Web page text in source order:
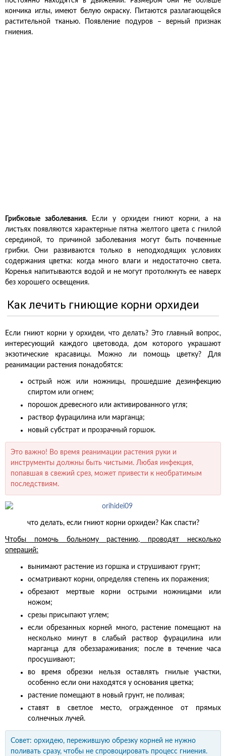
кончика иглы, имеют белую окраску. Питаются разлагающейся
растительной тканью. Появление подуров – верный признак
гниения.
Грибковые заболевания.
Если у орхидеи гниют корни, а на
листьях появляются характерные пятна желтого цвета с гнилой
серединой, то причиной заболевания могут быть почвенные
грибки. Они развиваются только в неподходящих условиях
содержания цветка: когда много влаги и недостаточно света.
Коренья напитываются водой и не могут протолкнуть ее наверх
без хорошего освещения.
Как лечить гниющие корни орхидеи
Если гниют корни у орхидеи, что делать? Это главный вопрос,
интересующий каждого цветовода, дом которого украшают
экзотические красавицы. Можно ли помощь цветку? Для
реанимации растения понадобятся:
острый нож или ножницы, прошедшие дезинфекцию
спиртом или огнем;
порошок древесного или активированного угля;
раствор фурацилина или марганца;
новый субстрат и прозрачный горшок.
Это важно! Во время реанимации растения руки и
инструменты должны быть чистыми. Любая инфекция,
попавшая в свежий срез, может привести к необратимым
последствиям.
что делать, если гниют корни орхидеи? Как спасти?
Чтобы помочь больному растению, проводят несколько
операций:
вынимают растение из горшка и струшивают грунт;
осматривают корни, определяя степень их поражения;
обрезают мертвые корни острыми ножницами или
ножом;
срезы присыпают углем;
если обрезанных корней много, растение помещают на
несколько минут в слабый раствор фурацилина или
марганца для обеззараживания; после в течение часа
просушивают;
во время обрезки нельзя оставлять гнилые участки,
особенно если они находятся у основания цветка;
растение помещают в новый грунт, не поливая;
ставят в светлое место, огражденное от прямых
солнечных лучей.
Совет: орхидею, пережившую обрезку корней не нужно
поливать сразу, чтобы не спровоцировать процесс гниения.